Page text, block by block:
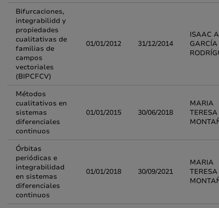
Bifurcaciones,
integrabilidd y
propiedades
cualitativas de
familias de
campos
vectoriales
(BIPCFCV)
01/01/2012 31/12/2014
ISAAC
GARCÍA
Métodos
cualitativos en
sistemas
diferenciales
continuos
01/01/2015 30/06/2018
MARIA
Órbitas
periódicas e
integrabilidad
en sistemas
diferenciales
continuos
01/01/2018 30/09/2021
MARIA